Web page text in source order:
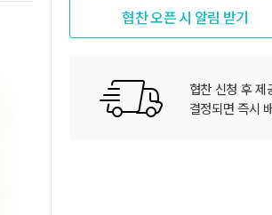
협찬 오픈 시 알림 받기
협찬 신청 후 제
결정되면 즉시